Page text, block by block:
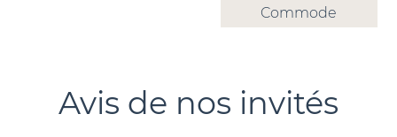
Commode
Avis de nos invités